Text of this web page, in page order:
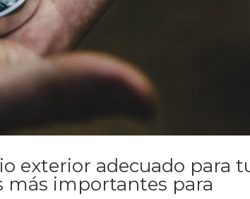
exterior adecuado para
más importantes para